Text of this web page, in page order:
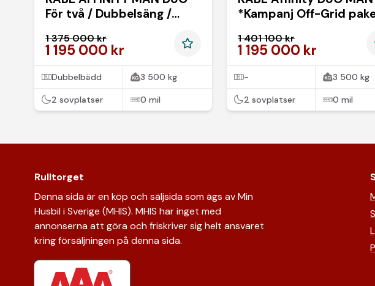
För två / Dubbelsäng /
*SUPERDEAL*
1 375 000 kr
1 195 000 kr
Dubbelbädd 3 500 kg
2 sovplatser 0 mil
*Kampanj Off-Grid
1 401 100 kr
1 195 000 kr
- 3 500 kg
2 sovplatser 0 mil
Rulltorget
Denna sida är en köp och säljsida som ägs av Min
Husbil i Sverige (MHIS). MHIS har inget med
annonserna att göra och friskriver sig helt ansvaret
kring försäljningen på denna sida.